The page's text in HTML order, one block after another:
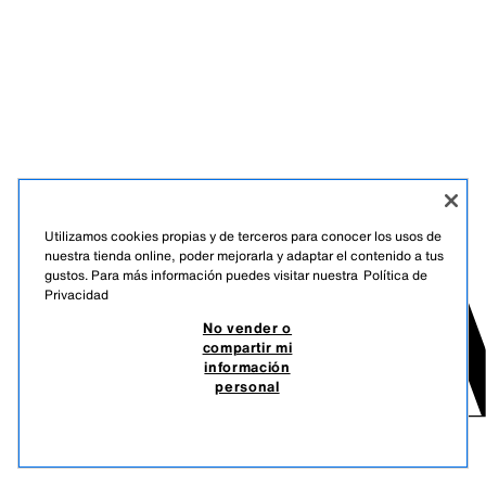
Utilizamos cookies propias y de terceros para conocer los usos de
nuestra tienda online, poder mejorarla y adaptar el contenido a tus
gustos. Para más información puedes visitar nuestra Política de
Privacidad
No vender o
compartir mi
información
personal